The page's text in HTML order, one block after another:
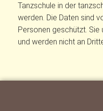
Tanzschule in der
werden. Die Daten sind
Personen geschützt.
und werden nicht an